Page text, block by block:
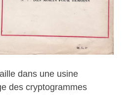
dans une usine
des cryptogrammes